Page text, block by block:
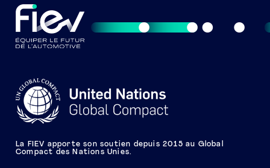
La FIEV apporte son soutien depuis 2015 au Global
Compact des Nations Unies.